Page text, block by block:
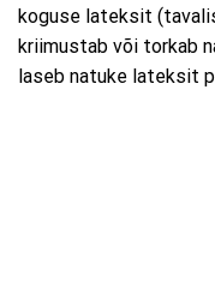
koguse lateksit
kriimustab või torkab
laseb natuke lateksit